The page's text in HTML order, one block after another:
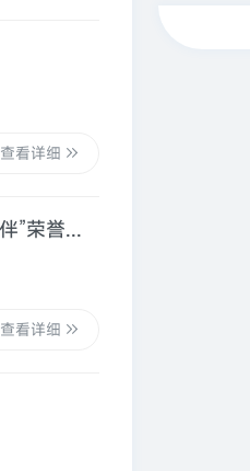
查看详细
我院获得第四届上海市青少年足球俱乐部联赛“优秀合作伙伴”荣誉称号
查看详细